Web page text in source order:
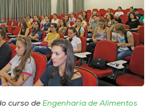
curso de Engenharia de Alimentos